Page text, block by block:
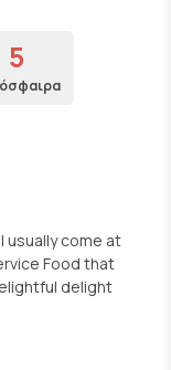
5
usually come at
Food that
delight